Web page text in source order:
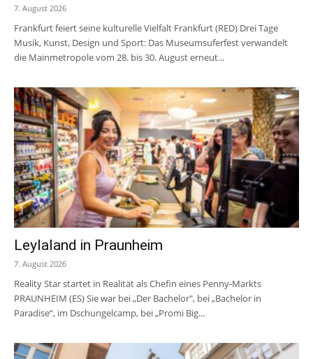
7. August 2026
Frankfurt feiert seine kulturelle Vielfalt Frankfurt (RED) Drei Tage
Musik, Kunst, Design und Sport: Das Museumsuferfest verwandelt
die Mainmetropole vom 28. bis 30. August erneut...
Leylaland in Praunheim
7. August 2026
Reality Star startet in Realität als Chefin eines Penny-Markts
PRAUNHEIM (ES) Sie war bei „Der Bachelor", bei „Bachelor in
Paradise“, im Dschungelcamp, bei „Promi Big...